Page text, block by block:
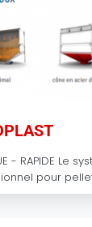
- RAPIDE Le
pour